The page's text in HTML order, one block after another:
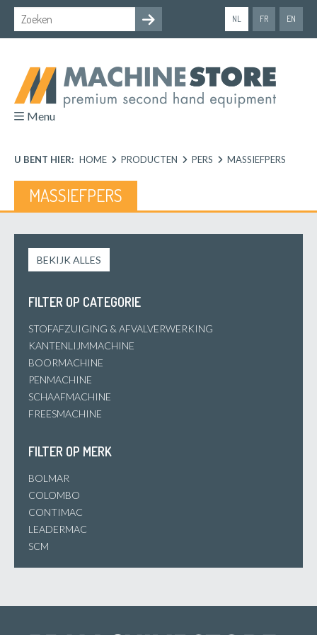
NL FR EN
Menu
U BENT HIER: HOME PRODUCTEN PERS MASSIEFPERS
MASSIEFPERS
BEKIJK ALLES
FILTER OP CATEGORIE
STOFAFZUIGING & AFVALVERWERKING
KANTENLIJMMACHINE
BOORMACHINE
PENMACHINE
SCHAAFMACHINE
FREESMACHINE
FILTER OP MERK
BOLMAR
COLOMBO
CONTIMAC
LEADERMAC
SCM